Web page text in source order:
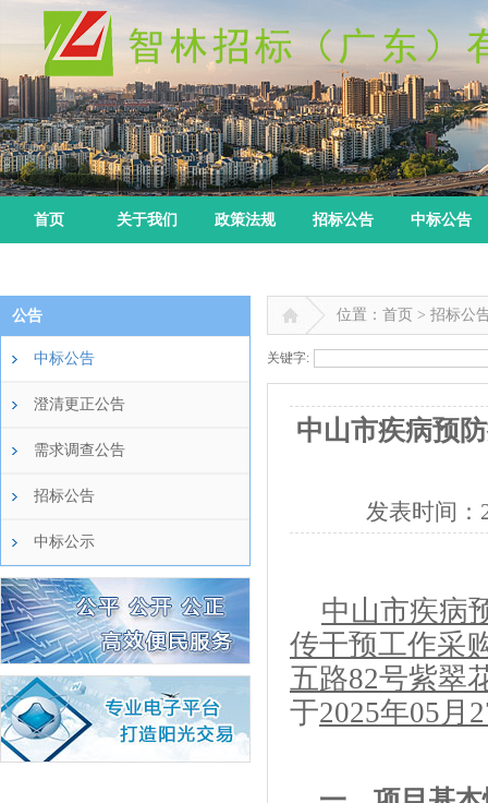
首页 关于我们 政策法规 招标公告 中标公告
公告
中标公告
澄清更正公告
需求调查公告
招标公告
中标公示
位置：首页 > 招标公
关键字:
中山市疾病预
发表时间：
中山市疾病
传干预工作采
五路82号紫翠
于2025年05月